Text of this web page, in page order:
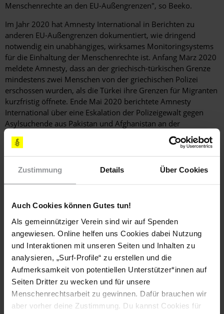
Zustimmung Details Über Cookies
Auch Cookies können Gutes tun!
Als gemeinnütziger Verein sind wir auf Spenden
angewiesen. Online helfen uns Cookies dabei Nutzung
und Interaktionen mit unseren Seiten und Inhalten zu
analysieren, „Surf-Profile“ zu erstellen und die
Aufmerksamkeit von potentiellen Unterstützer*innen auf
Seiten Dritter zu wecken und für unsere
Menschenrechtsarbeit zu gewinnen. Dafür brauchen wir
aber vorher deine Zustimmung. Du kannst Cookies für
Menschenrechte an den EU-Außengrenzen", so Beeko.
Im Jahr 2020 hat Amnesty International in Berichten zu
anderen EU-Außengrenzen dokumentiert, wie dringend
notwendig ein unabhängiges, wirksames Monitoringsystems
für die Einhaltung der Menschenrechte ist. Anfang März 2020
meldete Amnesty, dass an der griechisch-türkischen Grenze
mindestens zwei Menschen von der griechischen Polizei
erschossen wurden, als die Türkei ihre Grenzen für Migranten
kurzfristig öffnete. Ende Mai 2020 berichtete Amnesty
International über eine Eskalation der Polizeigewalt gegen
Asylsuchende aus Pakistan und Afghanistan an der
kroatischen Grenze zu Bosnien.
Leben retten – hier und überall!
Menschen ausdrücklich erlaubt ist!
Sie fordern, dass Leben gerettet wird - egal wo!
Ein Appell von über 200 Ärzt_innen, Feuerwehrleuten,
Pfleger_innen, Sanitäter_innen und
Rettungsschwimmer_innen.